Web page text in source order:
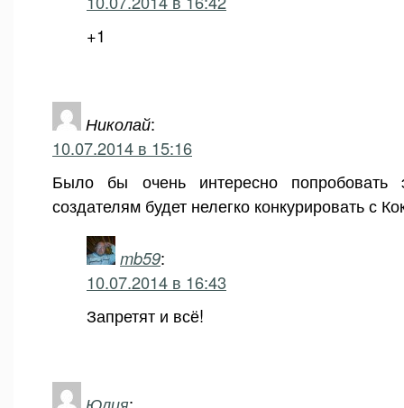
+1
Николай:
10.07.2014 в 15:16
Было бы очень интересно попробовать
создателям будет нелегко конкурировать с
mb59:
10.07.2014 в 16:43
Запретят и всё!